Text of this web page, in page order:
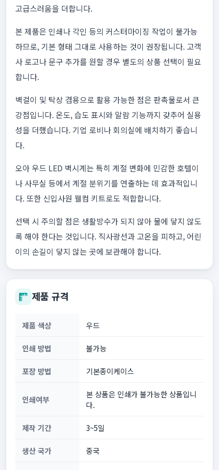
고급스러움을 더합니다.
본 제품은 인쇄나 각인 등의 커스터마이징 작업이 불가능
하므로, 기본 형태 그대로 사용하는 것이 권장됩니다. 고객
사 로고나 문구 추가를 원할 경우 별도의 상품 선택이 필요
합니다.
벽걸이 및 탁상 겸용으로 활용 가능한 점은 판촉물로서 큰
강점입니다. 온도, 습도 표시와 알람 기능까지 갖추어 실용
성을 더했습니다. 기업 로비나 회의실에 배치하기 좋습니
다.
오아 우드 LED 벽시계는 특히 계절 변화에 민감한 호텔이
나 사무실 등에서 계절 분위기를 연출하는 데 효과적입니
다. 또한 신입사원 웰컴 키트로도 적합합니다.
선택 시 주의할 점은 생활방수가 되지 않아 물에 닿지 않도
록 해야 한다는 것입니다. 직사광선과 고온을 피하고, 어린
이의 손길이 닿지 않는 곳에 보관해야 합니다.
제품 규격
제품 색상 우드
인쇄 방법 불가능
포장 방법 기본종이케이스
인쇄여부
본 상품은 인쇄가 불가능한 상품입니
다.
제작 기간 3~5일
생산 국가 중국